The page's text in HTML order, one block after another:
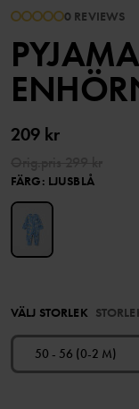
0 REVIEWS
209 kr
FÄRG: LJUSBLÅ
VÄLJ STORLEK
50 - 56 (0-2 M)